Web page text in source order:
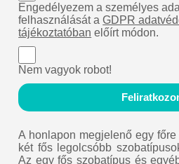
Engedélyezem a személyes
felhasználását aGDPR
tájékoztatóban előírt módon.
Nem vagyok robot!
A honlapon megjelenő egy
két fős legolcsóbb
Az egy fős szobatípus és